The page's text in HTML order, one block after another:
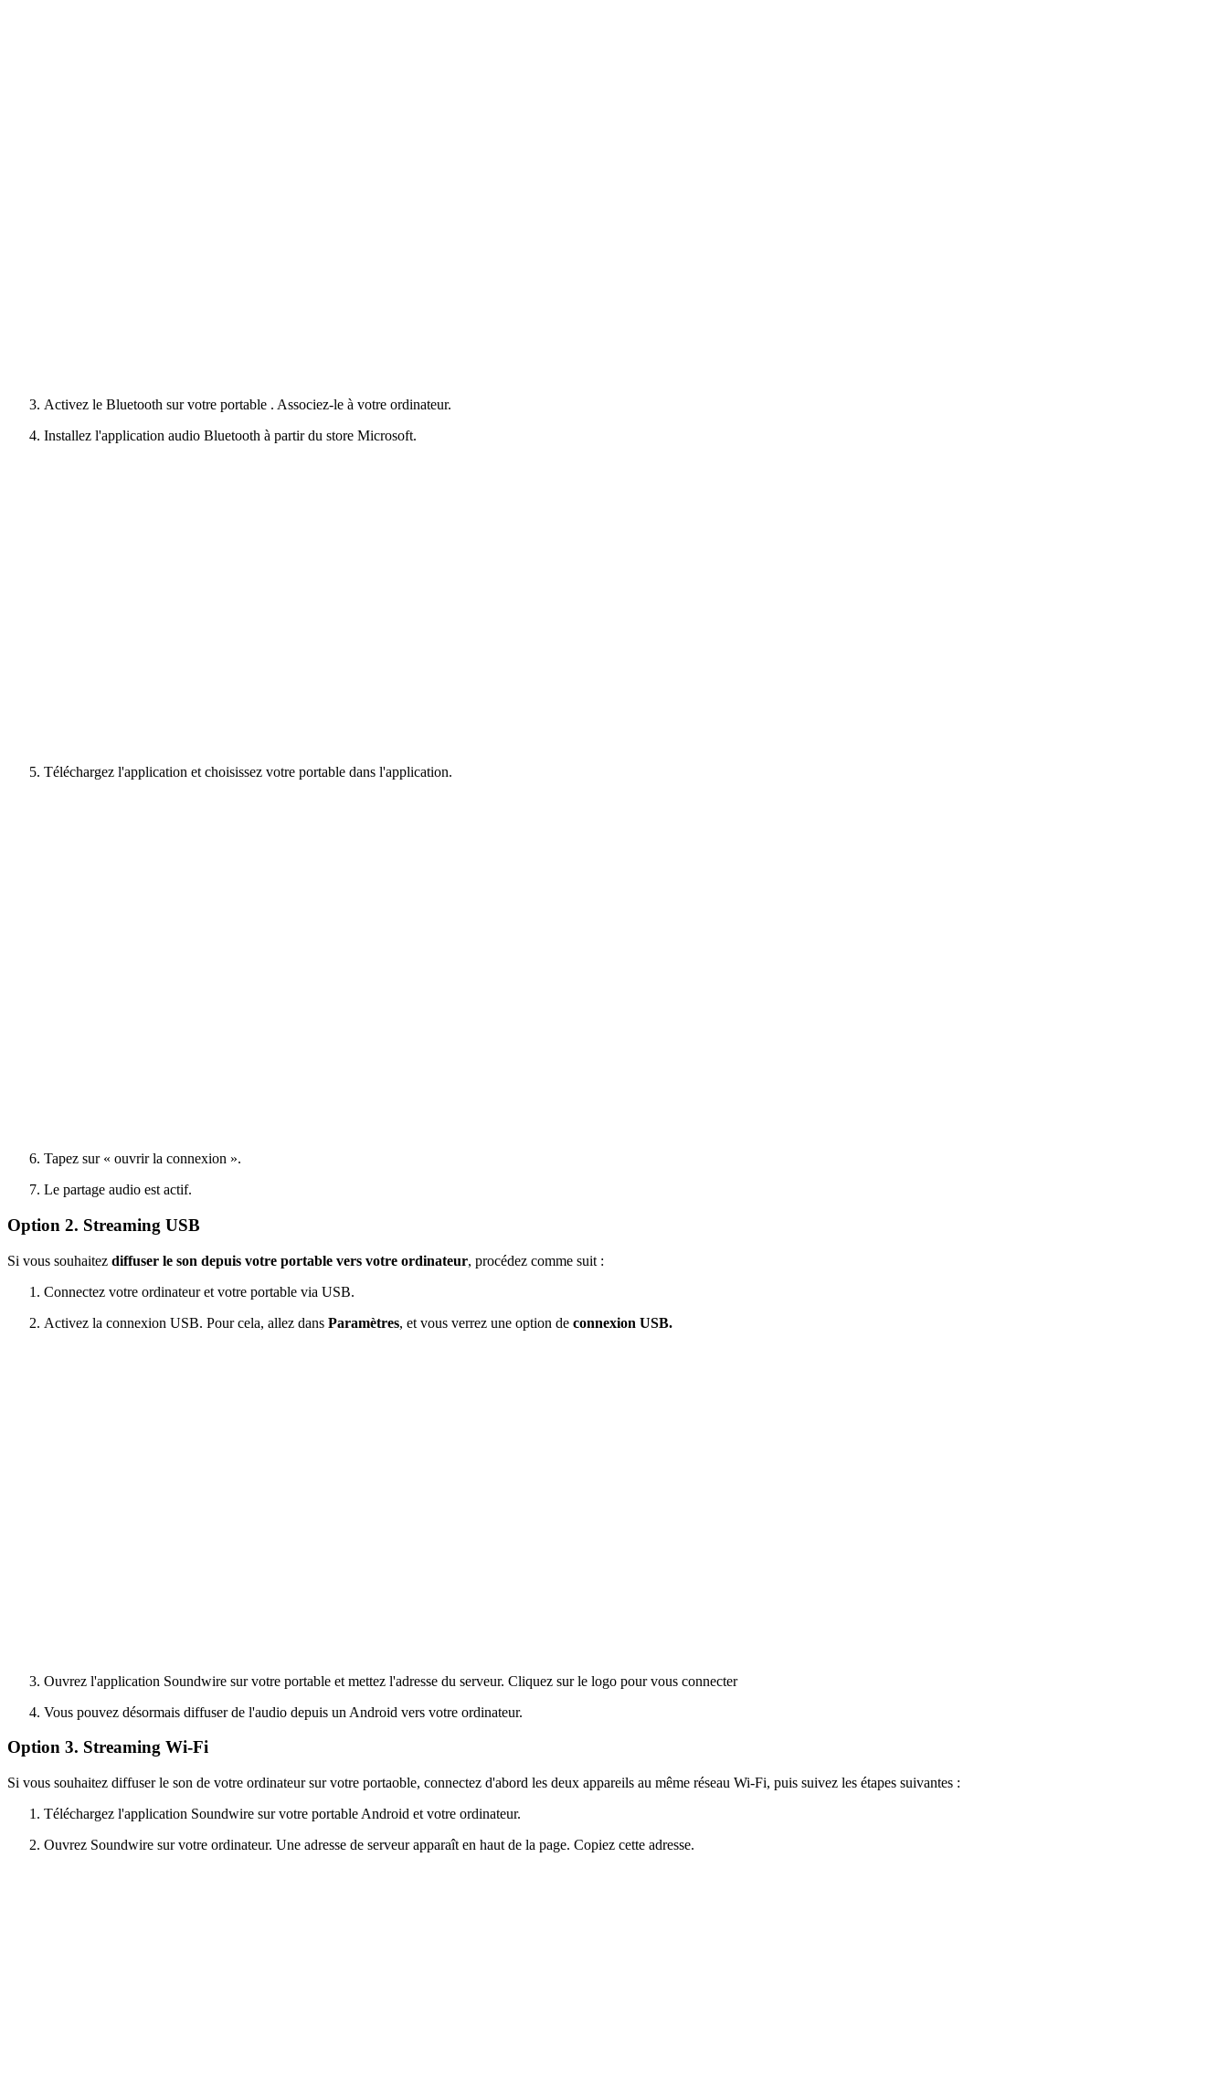
Activez le Bluetooth sur votre portable . Associez-le à votre ordinateur.
Installez l'application audio Bluetooth à partir du store Microsoft.
Téléchargez l'application et choisissez votre portable dans l'application.
Tapez sur « ouvrir la connexion ».
Le partage audio est actif.
Option 2. Streaming USB
Si vous souhaitez diffuser le son depuis votre portable vers votre ordinateur, procédez comme suit :
Connectez votre ordinateur et votre portable via USB.
Activez la connexion USB. Pour cela, allez dans Paramètres, et vous verrez une option de connexion USB.
Ouvrez l'application Soundwire sur votre portable et mettez l'adresse du serveur. Cliquez sur le logo pour vous connecter
Vous pouvez désormais diffuser de l'audio depuis un Android vers votre ordinateur.
Option 3. Streaming Wi-Fi
Si vous souhaitez diffuser le son de votre ordinateur sur votre portaoble, connectez d'abord les deux appareils au même réseau Wi-Fi, puis suivez les étapes suivantes :
Téléchargez l'application Soundwire sur votre portable Android et votre ordinateur.
Ouvrez Soundwire sur votre ordinateur. Une adresse de serveur apparaît en haut de la page. Copiez cette adresse.